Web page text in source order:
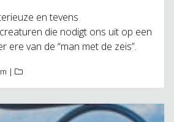
en tevens
die nodigt ons uit op een
ere van de “man met de zeis”.
|